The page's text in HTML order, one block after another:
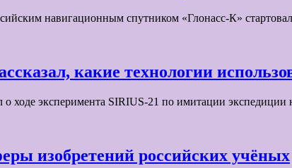
навигационным спутником «Глонасс-К»
какие технологии
о ходе эксперимента SIRIUS-21 по имитации
изобретений российских учёных